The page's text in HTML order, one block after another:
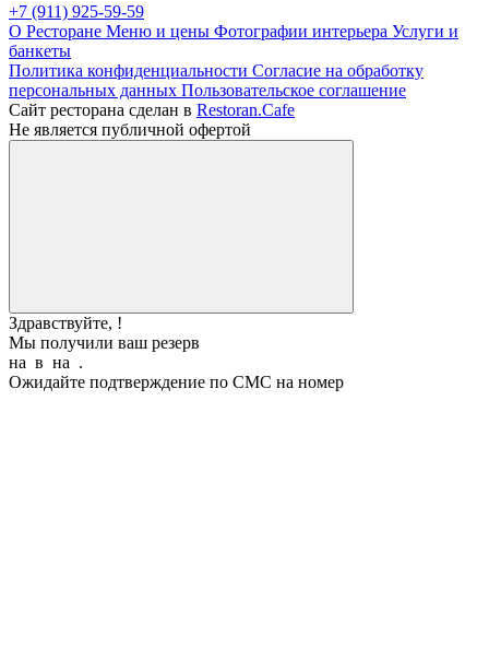
+7 (911) 925-59-59
О Ресторане Меню и цены Фотографии интерьера Услуги и
банкеты
Политика конфиденциальности Cогласие на обработку
персональных данных Пользовательское соглашение
Сайт ресторана сделан в Restoran.Cafe
Не является публичной офертой
Здравствуйте, !
Мы получили ваш резерв
на в на .
Ожидайте подтверждение по СМС на номер